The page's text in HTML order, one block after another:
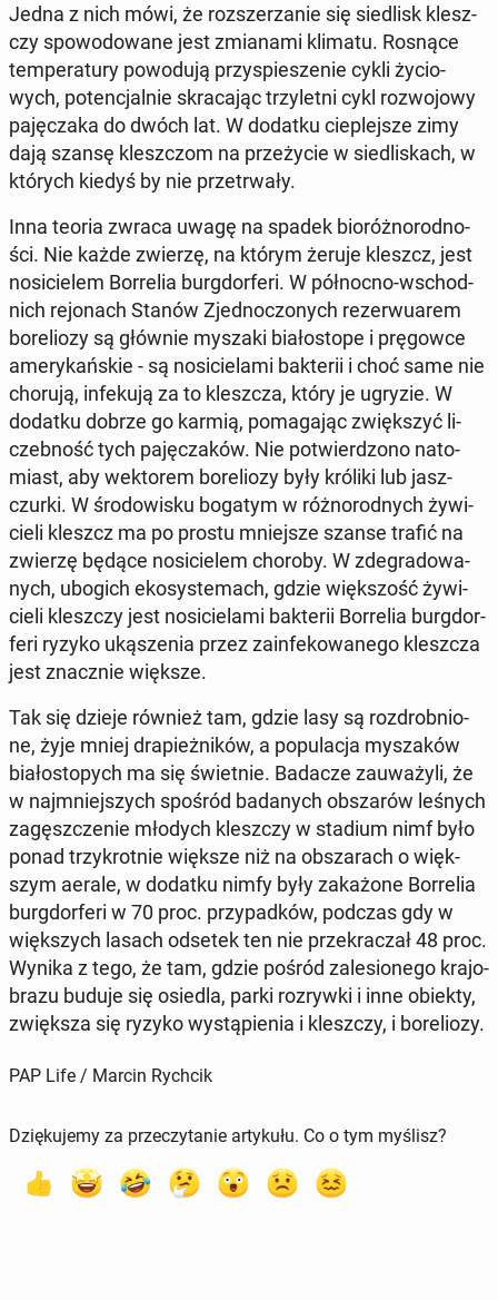
Jedna z nich mówi, że roz­sze­rza­nie się sie­dlisk klesz­
czy spo­wo­do­wa­ne jest zmia­na­mi klimatu. Rosnące
tem­pe­ra­tu­ry po­wo­du­ją przy­spie­sze­nie cykli ży­cio­
wych, po­ten­cjal­nie skra­ca­jąc trzy­let­ni cykl roz­wo­jo­wy
pa­ję­cza­ka do dwóch lat. W dodatku cie­plej­sze zimy
dają szansę klesz­czom na prze­ży­cie w sie­dli­skach, w
których kiedyś by nie prze­trwa­ły.
Inna teoria zwraca uwagę na spadek bio­róż­no­rod­no­
ści. Nie każde zwierzę, na którym żeruje kleszcz, jest
no­si­cie­lem Bor­re­lia burg­dor­fe­ri. W pół­noc­no-wschod­
nich re­jo­nach Stanów Zjed­no­czo­nych re­zer­wu­arem
bo­re­lio­zy są głównie myszaki bia­ło­sto­pe i prę­gow­ce
ame­ry­kań­skie - są no­si­cie­la­mi bak­te­rii i choć same nie
chorują, in­fe­ku­ją za to klesz­cza, który je ugryzie. W
dodatku dobrze go karmią, po­ma­ga­jąc zwięk­szyć li­
czeb­ność tych pa­ję­cza­ków. Nie po­twier­dzo­no na­to­
miast, aby wek­to­rem bo­re­lio­zy były króliki lub jasz­
czur­ki. W śro­do­wi­sku bogatym w róż­no­rod­nych ży­wi­
cie­li kleszcz ma po prostu mniej­sze szanse trafić na
zwierzę będące no­si­cie­lem choroby. W zde­gra­do­wa­
nych, ubogich eko­sys­te­mach, gdzie więk­szość ży­wi­
cie­li klesz­czy jest no­si­cie­la­mi bak­te­rii Bor­re­lia burg­dor­
fe­ri ryzyko uką­sze­nia przez za­in­fe­ko­wa­ne­go klesz­cza
jest znacz­nie większe.
Tak się dzieje również tam, gdzie lasy są roz­drob­nio­
ne, żyje mniej dra­pież­ni­ków, a po­pu­la­cja my­sza­ków
bia­ło­sto­pych ma się świet­nie. Badacze za­uwa­ży­li, że
w naj­mniej­szych spośród ba­da­nych ob­sza­rów leśnych
za­gęsz­cze­nie młodych klesz­czy w stadium nimf było
ponad trzy­krot­nie większe niż na ob­sza­rach o więk­
szym aerale, w dodatku nimfy były za­ka­żo­ne Bor­re­lia
burg­dor­fe­ri w 70 proc. przy­pad­ków, podczas gdy w
więk­szych lasach odsetek ten nie prze­kra­czał 48 proc.
Wynika z tego, że tam, gdzie pośród za­le­sio­ne­go kra­jo­
bra­zu buduje się osiedla, parki roz­ryw­ki i inne obiekty,
zwięk­sza się ryzyko wy­stą­pie­nia i klesz­czy, i bo­re­lio­zy.
PAP Life / Marcin Rychcik
Dziękujemy za przeczytanie artykułu. Co o tym myślisz?